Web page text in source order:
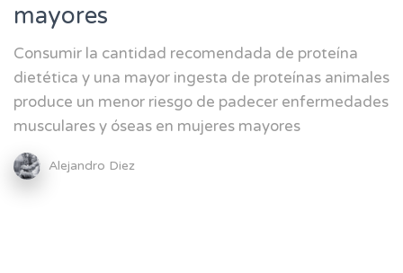
mayores
Consumir la cantidad recomendada de proteína
dietética y una mayor ingesta de proteínas animales
produce un menor riesgo de padecer enfermedades
musculares y óseas en mujeres mayores
Alejandro Diez